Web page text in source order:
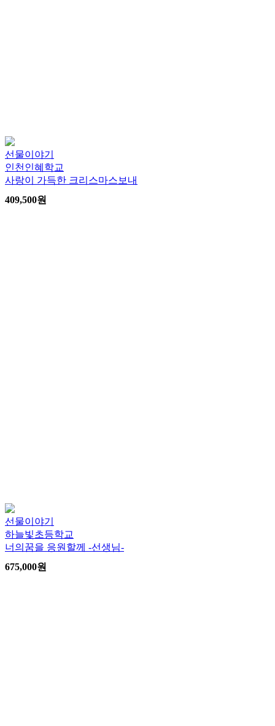
선물이야기
인천인혜학교
사랑이 가득한 크리스마스보내
409,500원
선물이야기
하늘빛초등학교
너의꿈을 응원할께 -선생님-
675,000원